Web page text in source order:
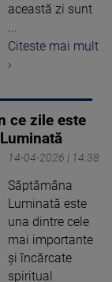
această zi sunt
Citeste mai mult
›
ce zile este
14-04-2026 | 14:38
Săptămâna
Luminată este
una dintre cele
mai importante
și încărcate
spiritual